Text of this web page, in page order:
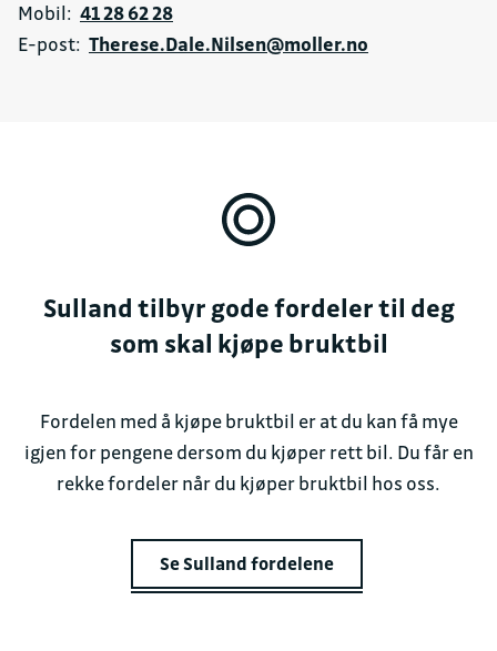
Mobil: 41 28 62 28
E-post: Therese.Dale.Nilsen@moller.no
Sulland tilbyr gode fordeler til deg
som skal kjøpe bruktbil
Fordelen med å kjøpe bruktbil er at du kan få mye
igjen for pengene dersom du kjøper rett bil. Du får en
rekke fordeler når du kjøper bruktbil hos oss.
Se Sulland fordelene